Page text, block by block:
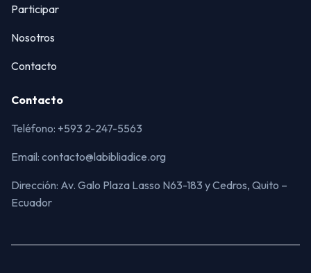
Participar
Nosotros
Contacto
Contacto
Teléfono: +593 2-247-5563
Email: contacto@labibliadice.org
Dirección: Av. Galo Plaza Lasso N63-183 y Cedros, Quito –
Ecuador